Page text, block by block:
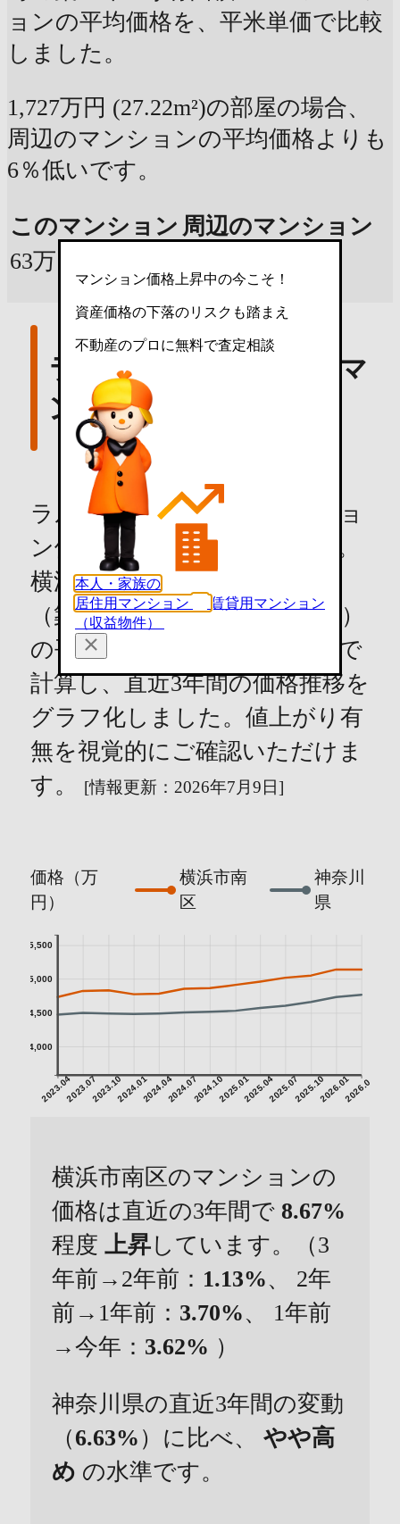
ョンの平均価格を、平米単価で比較
しました。
1,727万円 (27.22m²)の部屋の場合、
周辺のマンションの平均価格よりも
6％低いです。
このマンション 周辺のマンション
63万円 / m²
ラルーチェ周辺の中古マ
ンション価格推移情報
ラルーチェ周辺の中古マンショ
ン価格推移情報を紹介します。
横浜市南区の中古マンション
（築10年/専有面積70m²の条件）
の平均価格を独自のロジックで
計算し、直近3年間の価格推移を
グラフ化しました。値上がり有
無を視覚的にご確認いただけま
す。
[情報更新：2026年7月9日]
価格（万
円）
横浜市南
区
神奈川
県
2023.042023.072023.102024.012024.042024.072024.102025.012025.042025.072025.102026.012026.04
4,000
4,500
5,000
5,500
横浜市南区のマンションの
価格は直近の3年間で 8.67%
程度 上昇しています。（3
年前→2年前： 1.13%、 2年
前→1年前： 3.70%、 1年前
→今年： 3.62% ）
神奈川県の直近3年間の変動
（6.63% ）に比べ、
やや高
め の水準です。
マンション価格上昇中の今こそ！
資産価格の下落のリスクも踏まえ
不動産のプロに無料で査定相談
本人・家族の
居住用マンション
賃貸用マンション
（収益物件）